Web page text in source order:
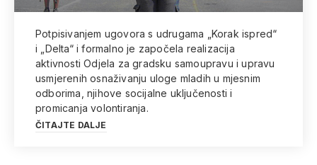
Potpisivanjem ugovora s udrugama „Korak ispred“
i „Delta“ i formalno je započela realizacija
aktivnosti Odjela za gradsku samoupravu i upravu
usmjerenih osnaživanju uloge mladih u mjesnim
odborima, njihove socijalne uključenosti i
promicanja volontiranja.
ČITAJTE DALJE